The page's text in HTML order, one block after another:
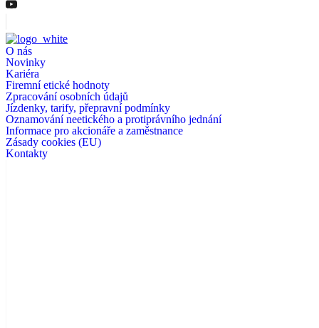
O nás
Novinky
Kariéra
Firemní etické hodnoty
Zpracování osobních údajů
Jízdenky, tarify, přepravní podmínky
Oznamování neetického a protiprávního jednání
Informace pro akcionáře a zaměstnance
Zásady cookies (EU)
Kontakty